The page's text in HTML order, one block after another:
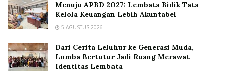
Menuju APBD 2027: Lembata Bidik Tata
Kelola Keuangan Lebih Akuntabel
5 AGUSTUS 2026
Dari Cerita Leluhur ke Generasi Muda,
Lomba Bertutur Jadi Ruang Merawat
Identitas Lembata